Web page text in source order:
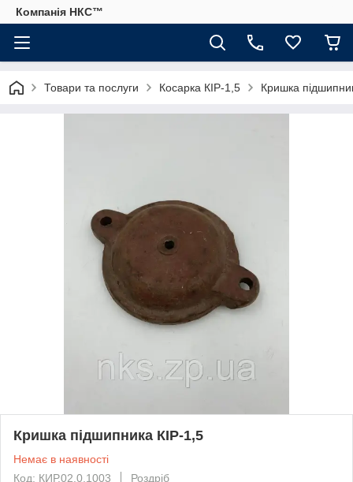
Компанія НКС™
Товари та послуги Косарка КІР-1,5 Кришка
Кришка підшипника КІР-1,5
Немає в наявності
Код: КИР.02.0.1003
Роздріб